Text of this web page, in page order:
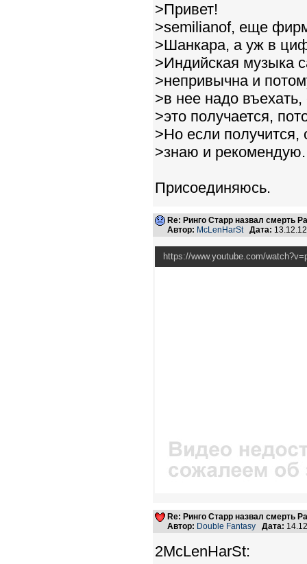
>Привет!
>semilianof, еще
>Шанкара, а уж в
>Индийская музыка
>непривычна и
>в нее надо въехать,
>это получается,
>Но если
>знаю и рекомендую.
Присоединяюсь.
Re: Ринго Старр назвал смерть
Автор: McLenHarSt Дата:
https://www.youtube.com/
Re: Ринго Старр назвал смерть
Автор: Double Fantasy Дата:
2McLenHarSt: